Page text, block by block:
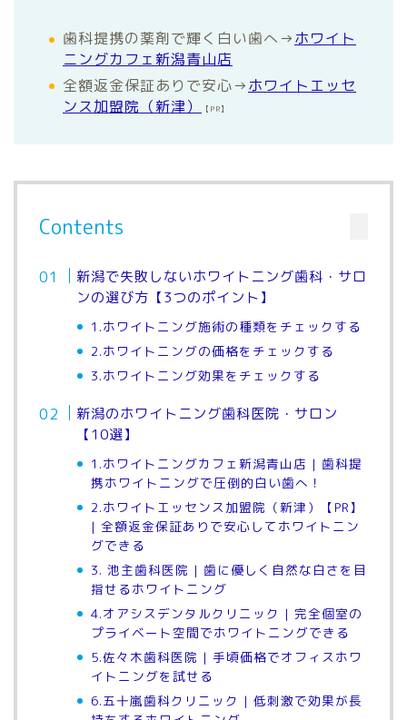
歯科提携の薬剤で輝く白い歯へ→ホワイト
ニングカフェ新潟青山店
全額返金保証ありで安心→ホワイトエッセ
ンス加盟院（新津）
【PR】
Contents
新潟で失敗しないホワイトニング歯科・サロ
ンの選び方【3つのポイント】
1.ホワイトニング施術の種類をチェックする
2.ホワイトニングの価格をチェックする
3.ホワイトニング効果をチェックする
新潟のホワイトニング歯科医院・サロン
【10選】
1.ホワイトニングカフェ新潟青山店 | 歯科提
携ホワイトニングで圧倒的白い歯へ！
2.ホワイトエッセンス加盟院（新津）【PR】
| 全額返金保証ありで安心してホワイトニン
グできる
3. 池主歯科医院 | 歯に優しく自然な白さを目
指せるホワイトニング
4.オアシスデンタルクリニック | 完全個室の
プライベート空間でホワイトニングできる
5.佐々木歯科医院 | 手頃価格でオフィスホワ
イトニングを試せる
6.五十嵐歯科クリニック | 低刺激で効果が長